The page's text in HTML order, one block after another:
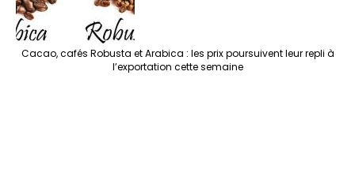
Cacao, cafés Robusta et Arabica : les prix poursuivent leur repli à
l’exportation cette semaine